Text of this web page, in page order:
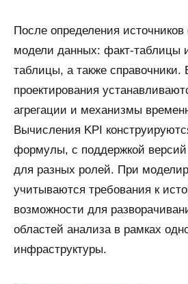
После определения
модели данных: факт-таблицы
таблицы, а также справочники.
проектирования
агрегации и механизмы
Вычисления KPI
формулы, с поддержкой
для разных ролей. При
учитываются требования к
возможности для
областей анализа в рамках
инфраструктуры.